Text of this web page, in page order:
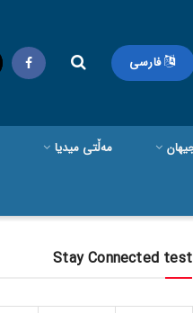
فارسی
مەڵتی میدیا
Stay Connected test